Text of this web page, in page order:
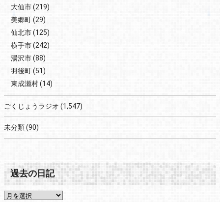
大仙市(219)
美郷町(29)
仙北市(125)
横手市(242)
湯沢市(88)
羽後町(51)
東成瀬村(14)
ごくじょうラジオ (1,547)
未分類(90)
過去の日記